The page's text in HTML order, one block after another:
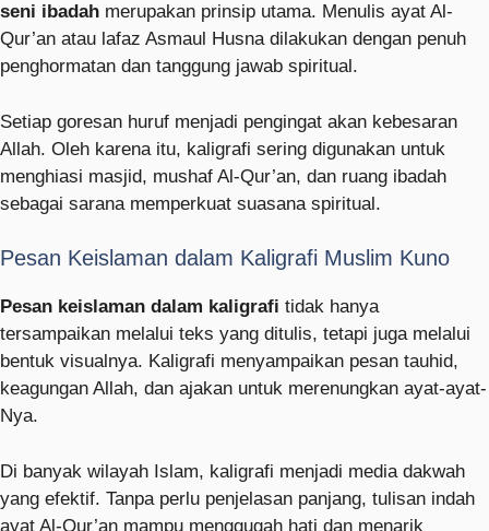
seni ibadah merupakan prinsip utama. Menulis ayat Al-
Qur’an atau lafaz Asmaul Husna dilakukan dengan penuh
penghormatan dan tanggung jawab spiritual.
Setiap goresan huruf menjadi pengingat akan kebesaran
Allah. Oleh karena itu, kaligrafi sering digunakan untuk
menghiasi masjid, mushaf Al-Qur’an, dan ruang ibadah
sebagai sarana memperkuat suasana spiritual.
Pesan Keislaman dalam Kaligrafi Muslim Kuno
Pesan keislaman dalam kaligrafi tidak hanya
tersampaikan melalui teks yang ditulis, tetapi juga melalui
bentuk visualnya. Kaligrafi menyampaikan pesan tauhid,
keagungan Allah, dan ajakan untuk merenungkan ayat-ayat-
Nya.
Di banyak wilayah Islam, kaligrafi menjadi media dakwah
yang efektif. Tanpa perlu penjelasan panjang, tulisan indah
ayat Al-Qur’an mampu menggugah hati dan menarik